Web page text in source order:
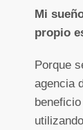
Mi
propio
Porque
agencia